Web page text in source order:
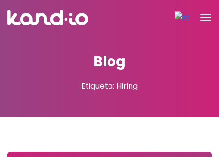
Blog
Etiqueta: Hiring